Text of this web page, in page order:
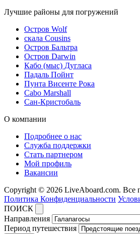
Лучшие районы для погружений
Остров Wolf
скала Cousins
Остров Бальтра
Остров Darwin
Кабо (мыс) Дугласа
Падаль Пойнт
Пунта Висенте Рока
Cabo Marshall
Сан-Кристобаль
О компании
Подробнее о нас
Служба поддержки
Стать партнером
Мой профиль
Вакансии
Copyright © 2026 LiveAboard.com. Все
Политика Конфиденциальности
ПОИСК
Направления
Период путешествия